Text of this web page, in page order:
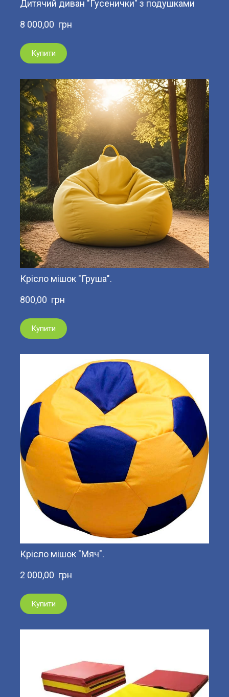
Дитячий диван "Гусенички" з подушками
8 000,00  грн
Купити
Крісло мішок "Груша".
800,00  грн
Купити
Крісло мішок "Мяч".
2 000,00  грн
Купити